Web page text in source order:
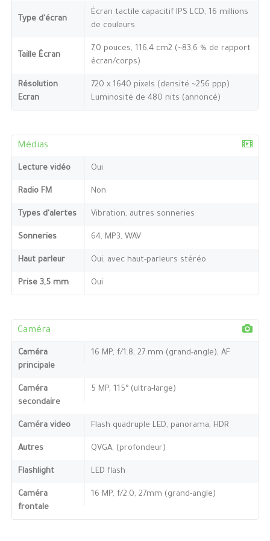
Type d'écran
Écran tactile capacitif IPS LCD, 16 millions
de couleurs
Taille Écran
7,0 pouces, 116,4 cm2 (~83,6 % de rapport
écran/corps)
Résolution
Ecran
720 x 1640 pixels (densité ~256 ppp)
Luminosité de 480 nits (annoncé)
Médias
Lecture vidéo Oui
Radio FM Non
Types d'alertes Vibration, autres sonneries
Sonneries 64, MP3, WAV
Haut parleur Oui, avec haut-parleurs stéréo
Prise 3,5 mm Oui
Caméra
Caméra
principale
16 MP, f/1.8, 27 mm (grand-angle), AF
Caméra
secondaire
5 MP, 115° (ultra-large)
Caméra video Flash quadruple LED, panorama, HDR
Autres QVGA, (profondeur)
Flashlight LED flash
Caméra
frontale
16 MP, f/2.0, 27mm (grand-angle)